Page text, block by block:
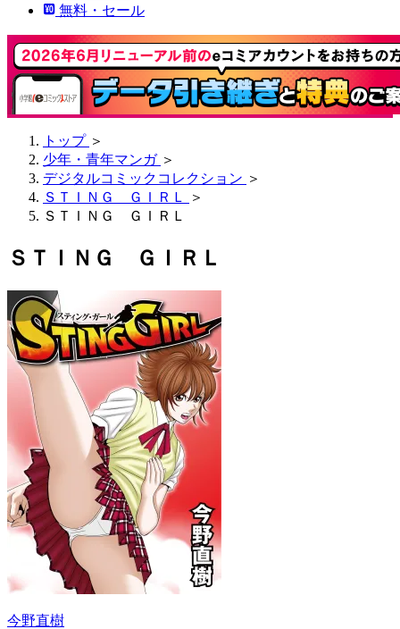
無料・セール
トップ ＞
少年・青年マンガ ＞
デジタルコミックコレクション ＞
ＳＴＩＮＧ ＧＩＲＬ
＞
ＳＴＩＮＧ ＧＩＲＬ
ＳＴＩＮＧ ＧＩＲＬ
今野直樹